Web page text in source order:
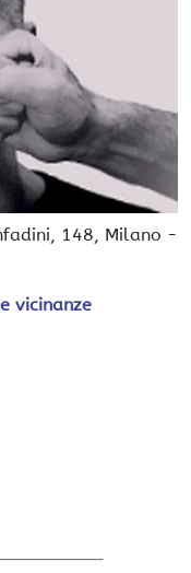
148, Milano -
vicinanze